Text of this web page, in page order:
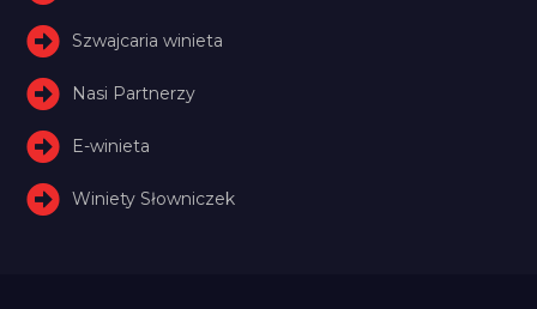
Szwajcaria winieta
Nasi Partnerzy
E-winieta
Winiety Słowniczek